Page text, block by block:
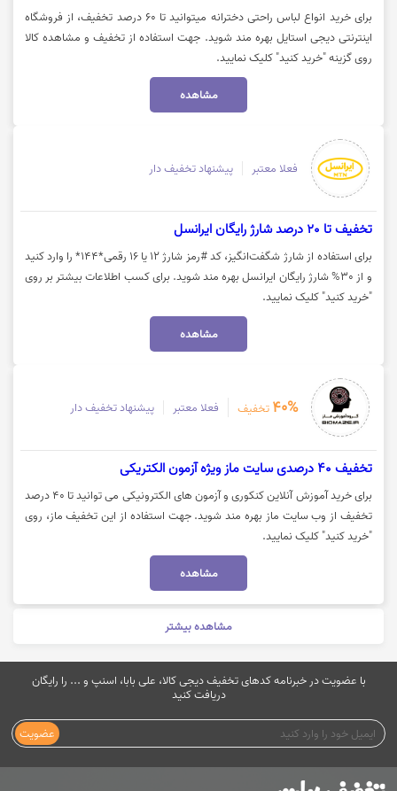
برای خرید انواع لباس راحتی دخترانه میتوانید تا 60 درصد تخفیف، از فروشگاه
اینترنتی دیجی استایل بهره مند شوید. جهت استفاده از تخفیف و مشاهده کالا
روی گزینه "خرید کنید" کلیک نمایید.
مشاهده
فعلا معتبر پیشنهاد تخفیف دار
تخفیف تا 20 درصد شارژ رایگان ایرانسل
برای استفاده از شارژ شگفت‌انگیز، کد #رمز شارژ ۱۲ یا ۱۶ رقمی*۱۴۴* را وارد کنید
و از 30% شارژ رایگان ایرانسل بهره مند شوید. برای کسب اطلاعات بیشتر بر روی
"خرید کنید" کلیک نمایید.
مشاهده
40% تخفیف فعلا معتبر پیشنهاد تخفیف دار
تخفیف 40 درصدی سایت ماز ویژه آزمون الکتریکی
برای خرید آموزش آنلاین کنکوری و آزمون های الکترونیکی می توانید تا 40 درصد
تخفیف از وب سایت ماز بهره مند شوید. جهت استفاده از این تخفیف ماز، روی
"خرید کنید" کلیک نمایید.
مشاهده
مشاهده بیشتر
با عضویت در خبرنامه کدهای تخفیف دیجی کالا، علی بابا، اسنپ و ... را رایگان
دریافت کنید
عضویت